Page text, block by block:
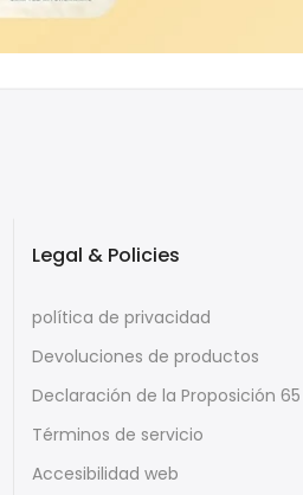
Legal & Policies
política de privacidad
Devoluciones de productos
Declaración de la Proposición 65
Términos de servicio
Accesibilidad web